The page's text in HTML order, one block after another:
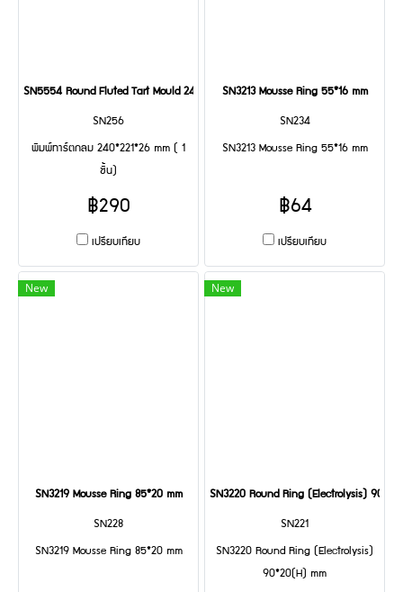
SN5554 Round Fluted Tart Mould 240*221*26 mm
SN256
พิมพ์ทาร์ตกลม 240*221*26 mm ( 1
ชิ้น)
฿290
เปรียบเทียบ
SN3213 Mousse Ring 55*16 mm
SN234
SN3213 Mousse Ring 55*16 mm
฿64
เปรียบเทียบ
New
SN3219 Mousse Ring 85*20 mm
SN228
SN3219 Mousse Ring 85*20 mm
New
SN3220 Round Ring (Electrolysis)
SN221
SN3220 Round Ring (Electrolysis)
90*20(H) mm